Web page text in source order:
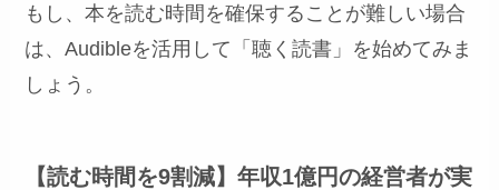
もし、本を読む時間を確保することが難しい場合
は、Audibleを活用して「聴く読書」を始めてみま
しょう。
【読む時間を9割減】年収1億円の経営者が実